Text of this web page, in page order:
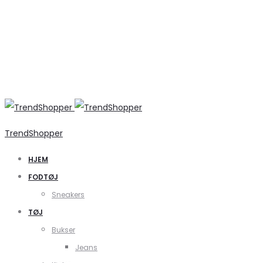
TrendShopper
HJEM
FODTØJ
Sneakers
TØJ
Bukser
Jeans